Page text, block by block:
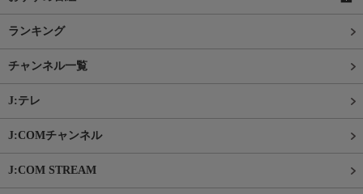
ランキング
チャンネル一覧
J:テレ
J:COMチャンネル
J:COM STREAM